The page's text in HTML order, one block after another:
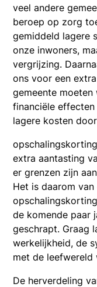
veel andere
beroep op zorg
gemiddeld lagere
onze inwoners,
vergrijzing.
ons voor een
gemeente
financiële
lagere kosten
extra aantasting
er grenzen zijn
Het is daarom
de komende paar
geschrapt. Graag
werkelijkheid, de
met de leefwereld
De herverdeling